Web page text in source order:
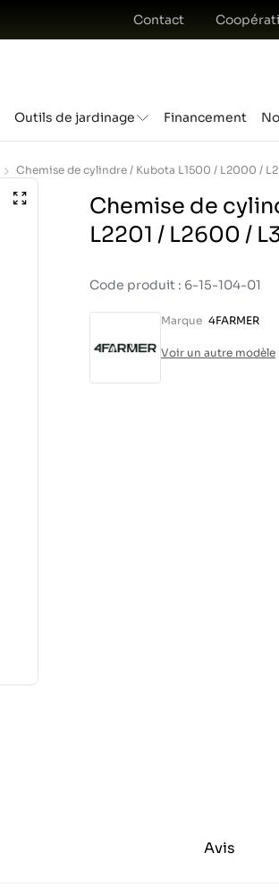
Contact
Outils de jardinage Financement
Chemise de
L2201 / L2600 /
Code produit : 6-15-104-01
Marque 4FARMER
Voir un autre modèle
Avis